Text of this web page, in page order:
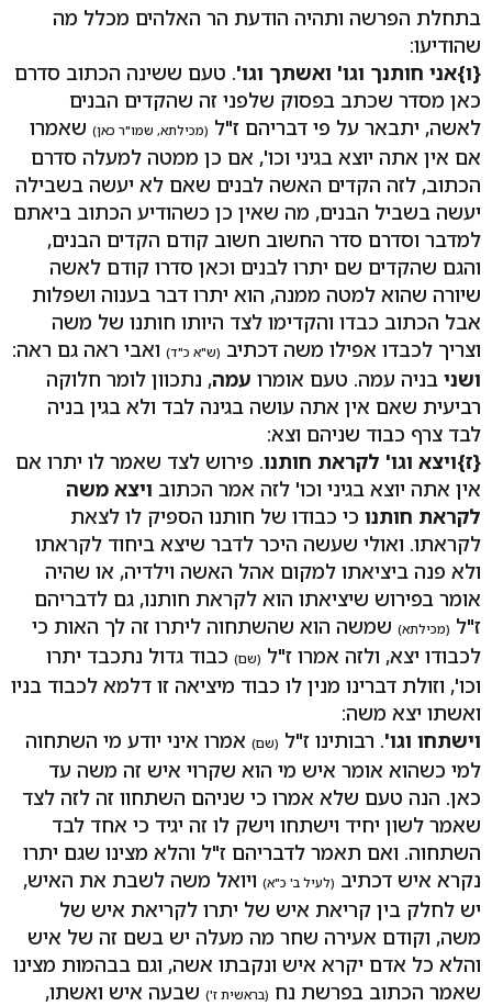
בתחלת הפרשה ותהיה הודעת הר האלהים מכלל מה
שהודיעו:
{ו}אני חותנך וגו' ואשתך וגו'. טעם ששינה הכתוב סדרם
כאן מסדר שכתב בפסוק שלפני זה שהקדים הבנים
לאשה, יתבאר על פי דבריהם ז"ל (מכילתא, שמו"ר כאן) שאמרו
אם אין אתה יוצא בגיני וכו', אם כן ממטה למעלה סדרם
הכתוב, לזה הקדים האשה לבנים שאם לא יעשה בשבילה
יעשה בשביל הבנים, מה שאין כן כשהודיע הכתוב ביאתם
למדבר וסדרם סדר החשוב חשוב קודם הקדים הבנים,
והגם שהקדים שם יתרו לבנים וכאן סדרו קודם לאשה
שיורה שהוא למטה ממנה, הוא יתרו דבר בענוה ושפלות
אבל הכתוב כבדו והקדימו לצד היותו חותנו של משה
וצריך לכבדו אפילו משה דכתיב (ש"א כ"ד) ואבי ראה גם ראה:
ושני בניה עמה. טעם אומרו עמה, נתכוון לומר חלוקה
רביעית שאם אין אתה עושה בגינה לבד ולא בגין בניה
לבד צרף כבוד שניהם וצא:
{ז}ויצא וגו' לקראת חותנו. פירוש לצד שאמר לו יתרו אם
אין אתה יוצא בגיני וכו' לזה אמר הכתוב ויצא משה
לקראת חותנו כי כבודו של חותנו הספיק לו לצאת
לקראתו. ואולי שעשה היכר לדבר שיצא ביחוד לקראתו
ולא פנה ביציאתו למקום אהל האשה וילדיה, או שהיה
אומר בפירוש שיציאתו הוא לקראת חותנו, גם לדבריהם
ז"ל (מכילתא) שמשה הוא שהשתחוה ליתרו זה לך האות כי
לכבודו יצא, ולזה אמרו ז"ל (שם) כבוד גדול נתכבד יתרו
וכו', וזולת דברינו מנין לו כבוד מיציאה זו דלמא לכבוד בניו
ואשתו יצא משה:
וישתחו וגו'. רבותינו ז"ל (שם) אמרו איני יודע מי השתחוה
למי כשהוא אומר איש מי הוא שקרוי איש זה משה עד
כאן. הנה טעם שלא אמרו כי שניהם השתחוו זה לזה לצד
שאמר לשון יחיד וישתחו וישק לו זה יגיד כי אחד לבד
השתחוה. ואם תאמר לדבריהם ז"ל והלא מצינו שגם יתרו
נקרא איש דכתיב (לעיל ב' כ"א) ויואל משה לשבת את האיש,
יש לחלק בין קריאת איש של יתרו לקריאת איש של
משה, וקודם אעירה שחר מה מעלה יש בשם זה של איש
והלא כל אדם יקרא איש ונקבתו אשה, וגם בבהמות מצינו
שאמר הכתוב בפרשת נח (בראשית ז') שבעה איש ואשתו,